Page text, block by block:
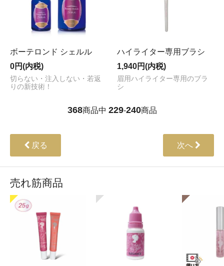
ボーテロンド シェルル
0円(内税)
切らない・注入しない・若返
りの新技術！
ハイライター専用ブラシ
1,940円(内税)
眉用ハイライター専用のブラ
シ
368商品中 229-240商品
戻る 次へ
売れ筋商品